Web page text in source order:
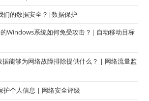
们的数据安全？|数据保护
Windows系统如何免受攻击？| 自动移动目标
能够为网络故障排除提供什么？ | 网络流量监
护个人信息 | 网络安全评级